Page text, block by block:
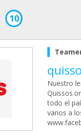
10
Nuestro
todo el
varios a